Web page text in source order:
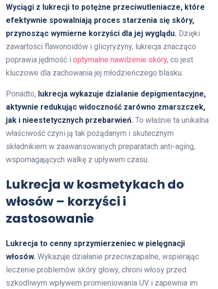
Wyciągi z lukrecji to potężne przeciwutleniacze, które
efektywnie spowalniają proces starzenia się skóry,
przynosząc wymierne korzyści dla jej wyglądu. Dzięki
zawartości flawonoidów i glicyryzyny, lukrecja znacząco
poprawia jędrność i optymalne nawilżenie skóry, co jest
kluczowe dla zachowania jej młodzieńczego blasku.
Ponadto, lukrecja wykazuje działanie depigmentacyjne,
aktywnie redukując widoczność zarówno zmarszczek,
jak i nieestetycznych przebarwień. To właśnie ta unikalna
właściwość czyni ją tak pożądanym i skutecznym
składnikiem w zaawansowanych preparatach anti-aging,
wspomagających walkę z upływem czasu.
Lukrecja w kosmetykach do
włosów – korzyści i
zastosowanie
Lukrecja to cenny sprzymierzeniec w pielęgnacji
włosów. Wykazuje działanie przeciwzapalne, wspierając
leczenie problemów skóry głowy, chroni włosy przed
szkodliwym wpływem promieniowania UV i zapewnia im